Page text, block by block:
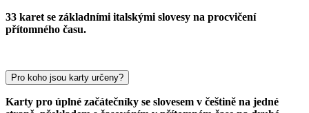
33 karet se základními italskými slovesy na procvičení
přítomného času.
Pro koho jsou karty určeny?
Karty pro úplné začátečníky se slovesem v češtině na jedné